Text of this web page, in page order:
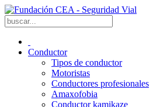
Conductor
Tipos de conductor
Motoristas
Conductores profesionales
Amaxofobia
Conductor kamikaze